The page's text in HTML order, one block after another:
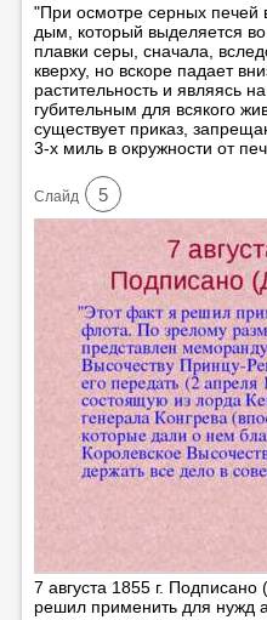
"При осмотре серных печей
дым, который выделяется
плавки серы, сначала,
кверху, но вскоре падает
растительность и являясь
губительным для всякого
существует приказ,
3-х миль в окружности от
Cлайд 5
7 августа 1855 г.
решил применить для нужд